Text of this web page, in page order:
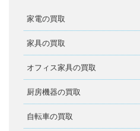
家電の買取
家具の買取
オフィス家具の買取
厨房機器の買取
自転車の買取